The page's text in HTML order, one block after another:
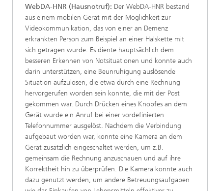
WebDA-HNR (Hausnotruf): Der WebDA-HNR bestand
aus einem mobilen Gerät mit der Möglichkeit zur
Videokommunikation, das von einer an Demenz
erkrankten Person zum Beispiel an einer Halskette mit
sich getragen wurde. Es diente hauptsächlich dem
besseren Erkennen von Notsituationen und konnte auch
darin unterstützen, eine Beunruhigung auslösende
Situation aufzulösen, die etwa durch eine Rechnung
hervorgerufen worden sein konnte, die mit der Post
gekommen war. Durch Drücken eines Knopfes an dem
Gerät wurde ein Anruf bei einer vordefinierten
Telefonnummer ausgelöst. Nachdem die Verbindung
aufgebaut worden war, konnte eine Kamera an dem
Gerät zusätzlich eingeschaltet werden, um z.B.
gemeinsam die Rechnung anzuschauen und auf ihre
Korrektheit hin zu überprüfen. Die Kamera konnte auch
dazu genutzt werden, um andere Betreuungsaufgaben